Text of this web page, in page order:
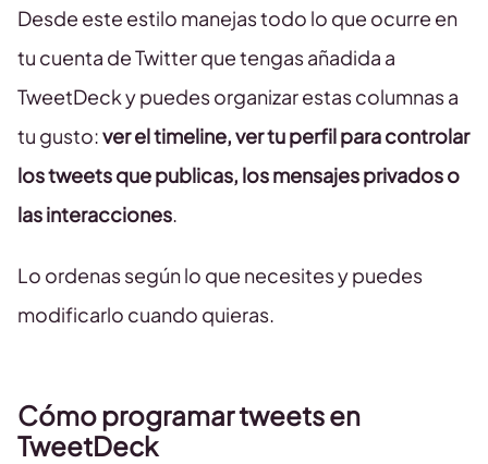
Desde este estilo manejas todo lo que ocurre en
tu cuenta de Twitter que tengas añadida a
TweetDeck y puedes organizar estas columnas a
tu gusto:ver el timeline, ver tu perfil para controlar
los tweets que publicas, los mensajes privados o
las interacciones.
Lo ordenas según lo que necesites y puedes
modificarlo cuando quieras.
Cómo programar tweets en
TweetDeck